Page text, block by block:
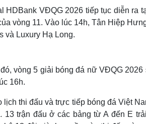
HDBank VĐQG 2026 tiếp tục diễn ra
vòng 11. Vào lúc 14h, Tân Hiệp
và Luxury Hạ Long.
vòng 5 giải bóng đá nữ VĐQG
16h.
lịch thi đấu và trực tiếp bóng đá Việt
13 trận đấu ở các bảng từ A đến E